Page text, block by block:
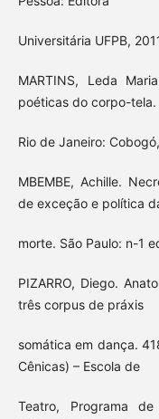
Universitária UFPB,
MARTINS, Leda
poéticas do corpo-tela.
Rio de Janeiro:
MBEMBE, Achille.
de exceção e política
morte. São Paulo: n-1
PIZARRO, Diego.
três corpus de práxis
somática em dança.
Cênicas) – Escola de
Teatro, Programa